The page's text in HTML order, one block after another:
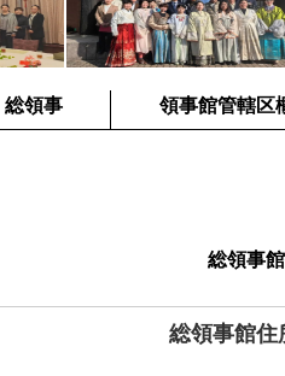
総領事 領事館管轄区
総領事
総領事館住